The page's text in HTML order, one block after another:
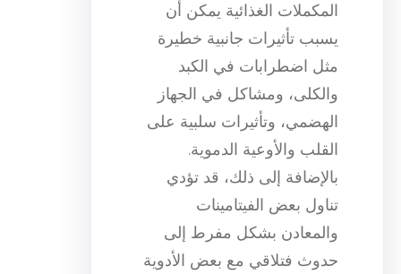
المكملات الغذائية يمكن أن
يسبب تأثيرات جانبية خطيرة
مثل اضطرابات في الكبد
والكلى، ومشاكل في الجهاز
الهضمي، وتأثيرات سلبية على
القلب والأوعية الدموية.
بالإضافة إلى ذلك، قد تؤدي
تناول بعض الفيتامينات
والمعادن بشكل مفرط إلى
حدوث فتلاقي مع بعض الأدوية